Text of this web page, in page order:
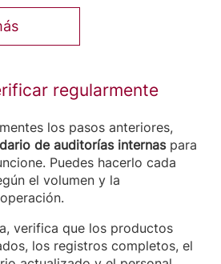
regularmente
los pasos anteriores,
de auditorías internas para
Puedes hacerlo cada
el volumen y la
verifica que los productos
los registros completos, el